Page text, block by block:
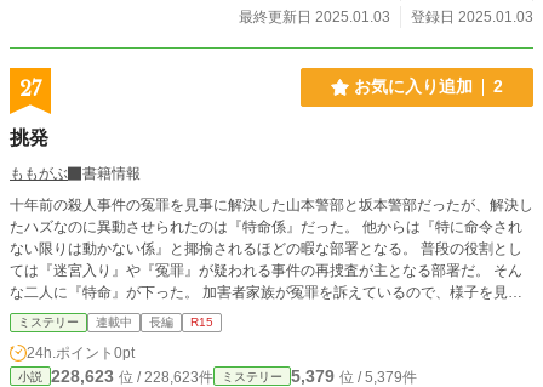
最終更新日 2025.01.03
登録日 2025.01.03
27 お気に入り追加 2
挑発
ももがぶ
書籍情報
十年前の殺人事件の冤罪を見事に解決した山本警部と坂本警部だったが、解決し
たハズなのに異動させられたのは『特命係』だった。 他からは『特に命令され
ない限りは動かない係』と揶揄されるほどの暇な部署となる。 普段の役割とし
ては『迷宮入り』や『冤罪』が疑われる事件の再捜査が主となる部署だ。 そん
な二人に『特命』が下った。 加害者家族が冤罪を訴えているので、様子を見て
来て欲しいというものだった。
ミステリー 連載中 長編 R15
24h.ポイント 0pt
小説 228,623 位 / 228,623件 ミステリー 5,379 位 / 5,379件